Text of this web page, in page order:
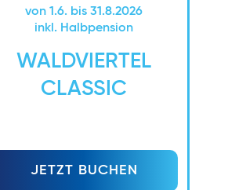
von 1.6. bis 31.8.2026
inkl. Halbpension
WALDVIERTEL
CLASSIC
JETZT BUCHEN